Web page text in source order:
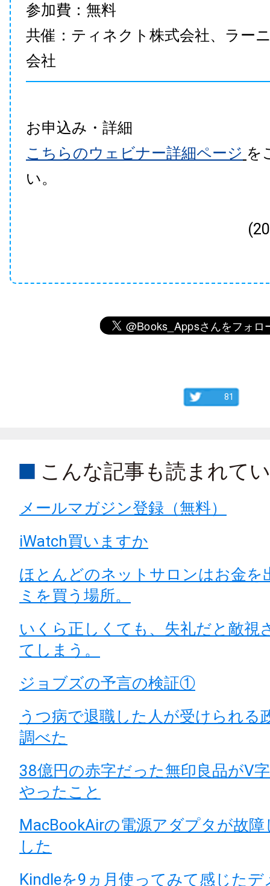
参加費：無料
共催：ティネクト株式会社、ラー
会社
お申込み・詳細
こちらのウェビナー詳細ページ を
い。
81
こんな記事も読まれて
メールマガジン登録（無料）
iWatch買いますか
ほとんどのネットサロンはお金を
ミを買う場所。
いくら正しくても、失礼だと敵視
てしまう。
ジョブズの予言の検証①
うつ病で退職した人が受けられる
調べた
38億円の赤字だった無印良品がV
やったこと
MacBookAirの電源アダプタが故
した
Kindleを9ヵ月使ってみて感じた